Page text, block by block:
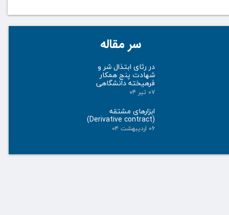
سر مقاله
در رثای ابتذال شر و
شهادت پنج همکار
فرهیخته دانشگاهی
۰۷ تیر ۰۴
ابزارهای مشتقه
(Derivative contract)
۰۶ اردیبهشت ۰۴